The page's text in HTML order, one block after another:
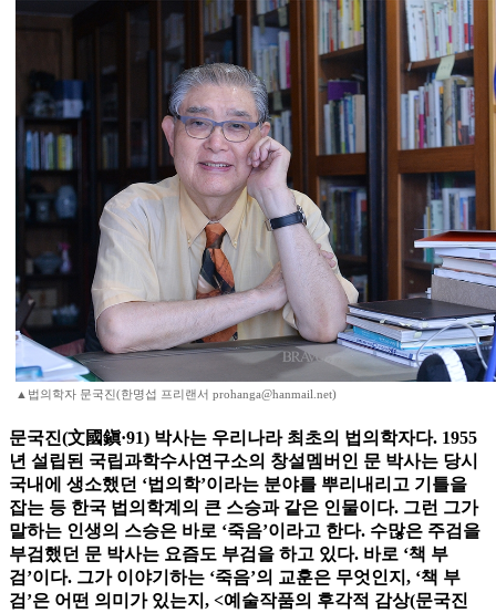
▲법의학자 문국진(한명섭 프리랜서 prohanga@hanmail.net)
문국진(文國鎭·91) 박사는 우리나라 최초의 법의학자다. 1955
년 설립된 국립과학수사연구소의 창설멤버인 문 박사는 당시
국내에 생소했던 ‘법의학’이라는 분야를 뿌리내리고 기틀을
잡는 등 한국 법의학계의 큰 스승과 같은 인물이다. 그런 그가
말하는 인생의 스승은 바로 ‘죽음’이라고 한다. 수많은 주검을
부검했던 문 박사는 요즘도 부검을 하고 있다. 바로 ‘책 부
검’이다. 그가 이야기하는 ‘죽음’의 교훈은 무엇인지, ‘책 부
검’은 어떤 의미가 있는지, <예술작품의 후각적 감상(문국진